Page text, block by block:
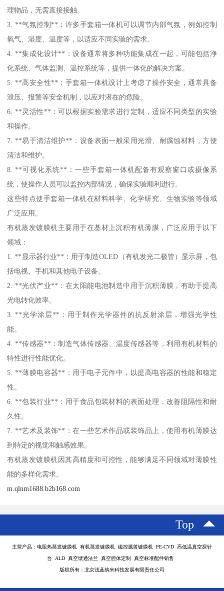
理物品，无需直接接触。
3. **气氛控制**：许多手套箱一体机可以调节内部气氛，例如控制
氧气、湿度、温度等，以适应不同实验的需求。
4. **集成化设计**：设备通常将多种功能集成在一起，可能包括净
化系统、气体监测、温控系统等，提供一体化的解决方案。
5. **高安全性**：手套箱一体机设计上考虑了操作安全，通常具备
泄压、报警等安全机制，以应对潜在的危险。
6. **灵活性**：可以根据实验需求进行定制，适应不同类型的实验
和操作。
7. **易于清洁维护**：设备表面一般采用光滑、耐腐蚀材料，方便
清洁和维护。
8. **可视化系统**：一些手套箱一体机配备有观察窗口或摄像系
统，使操作人员可以监控内部情况，确保实验顺利进行。
这些特点使手套箱一体机在材料科学、化学研究、生物实验等领域
广泛应用。
有机蒸发镀膜机主要用于在基材上沉积有机薄膜，广泛应用于以下
领域：
1. **显示器行业**：用于制造OLED（有机发光二极管）显示屏，包
括电视、手机和其他电子设备。
2. **光伏产业**：在太阳能电池制造中用于沉积薄膜，有助于提高
光电转化效率。
3. **光学涂层**：用于制作光学器件的抗反射涂层，增强光学性
能。
4. **传感器**：制造气体传感器、温度传感器等，利用有机材料的
特性进行性能优化。
5. **薄膜电容器**：用于电子元件中，以提高电容器的性能和稳定
性。
6. **包装行业**：用于食品包装材料的表面处理，改善阻隔性和耐
久性。
7. **艺术及装饰**：在一些艺术作品或装饰品上，使用有机薄膜达
到特定的视觉和触感效果。
有机蒸发镀膜机因其高精度和可控性，能够满足不同领域对薄膜性
能的多样化需求。
m.qlnm1688.b2b168.com
Top
主营产品：电阻热蒸发镀膜机 有机蒸发镀膜机 磁控溅射镀膜机 PE-CVD 高低温真空探针
台 ALD 真空馈通法兰 真空腔体定制 真空标准配件销售
版权所有：北京浅蓝纳米科技发展有限责任公司